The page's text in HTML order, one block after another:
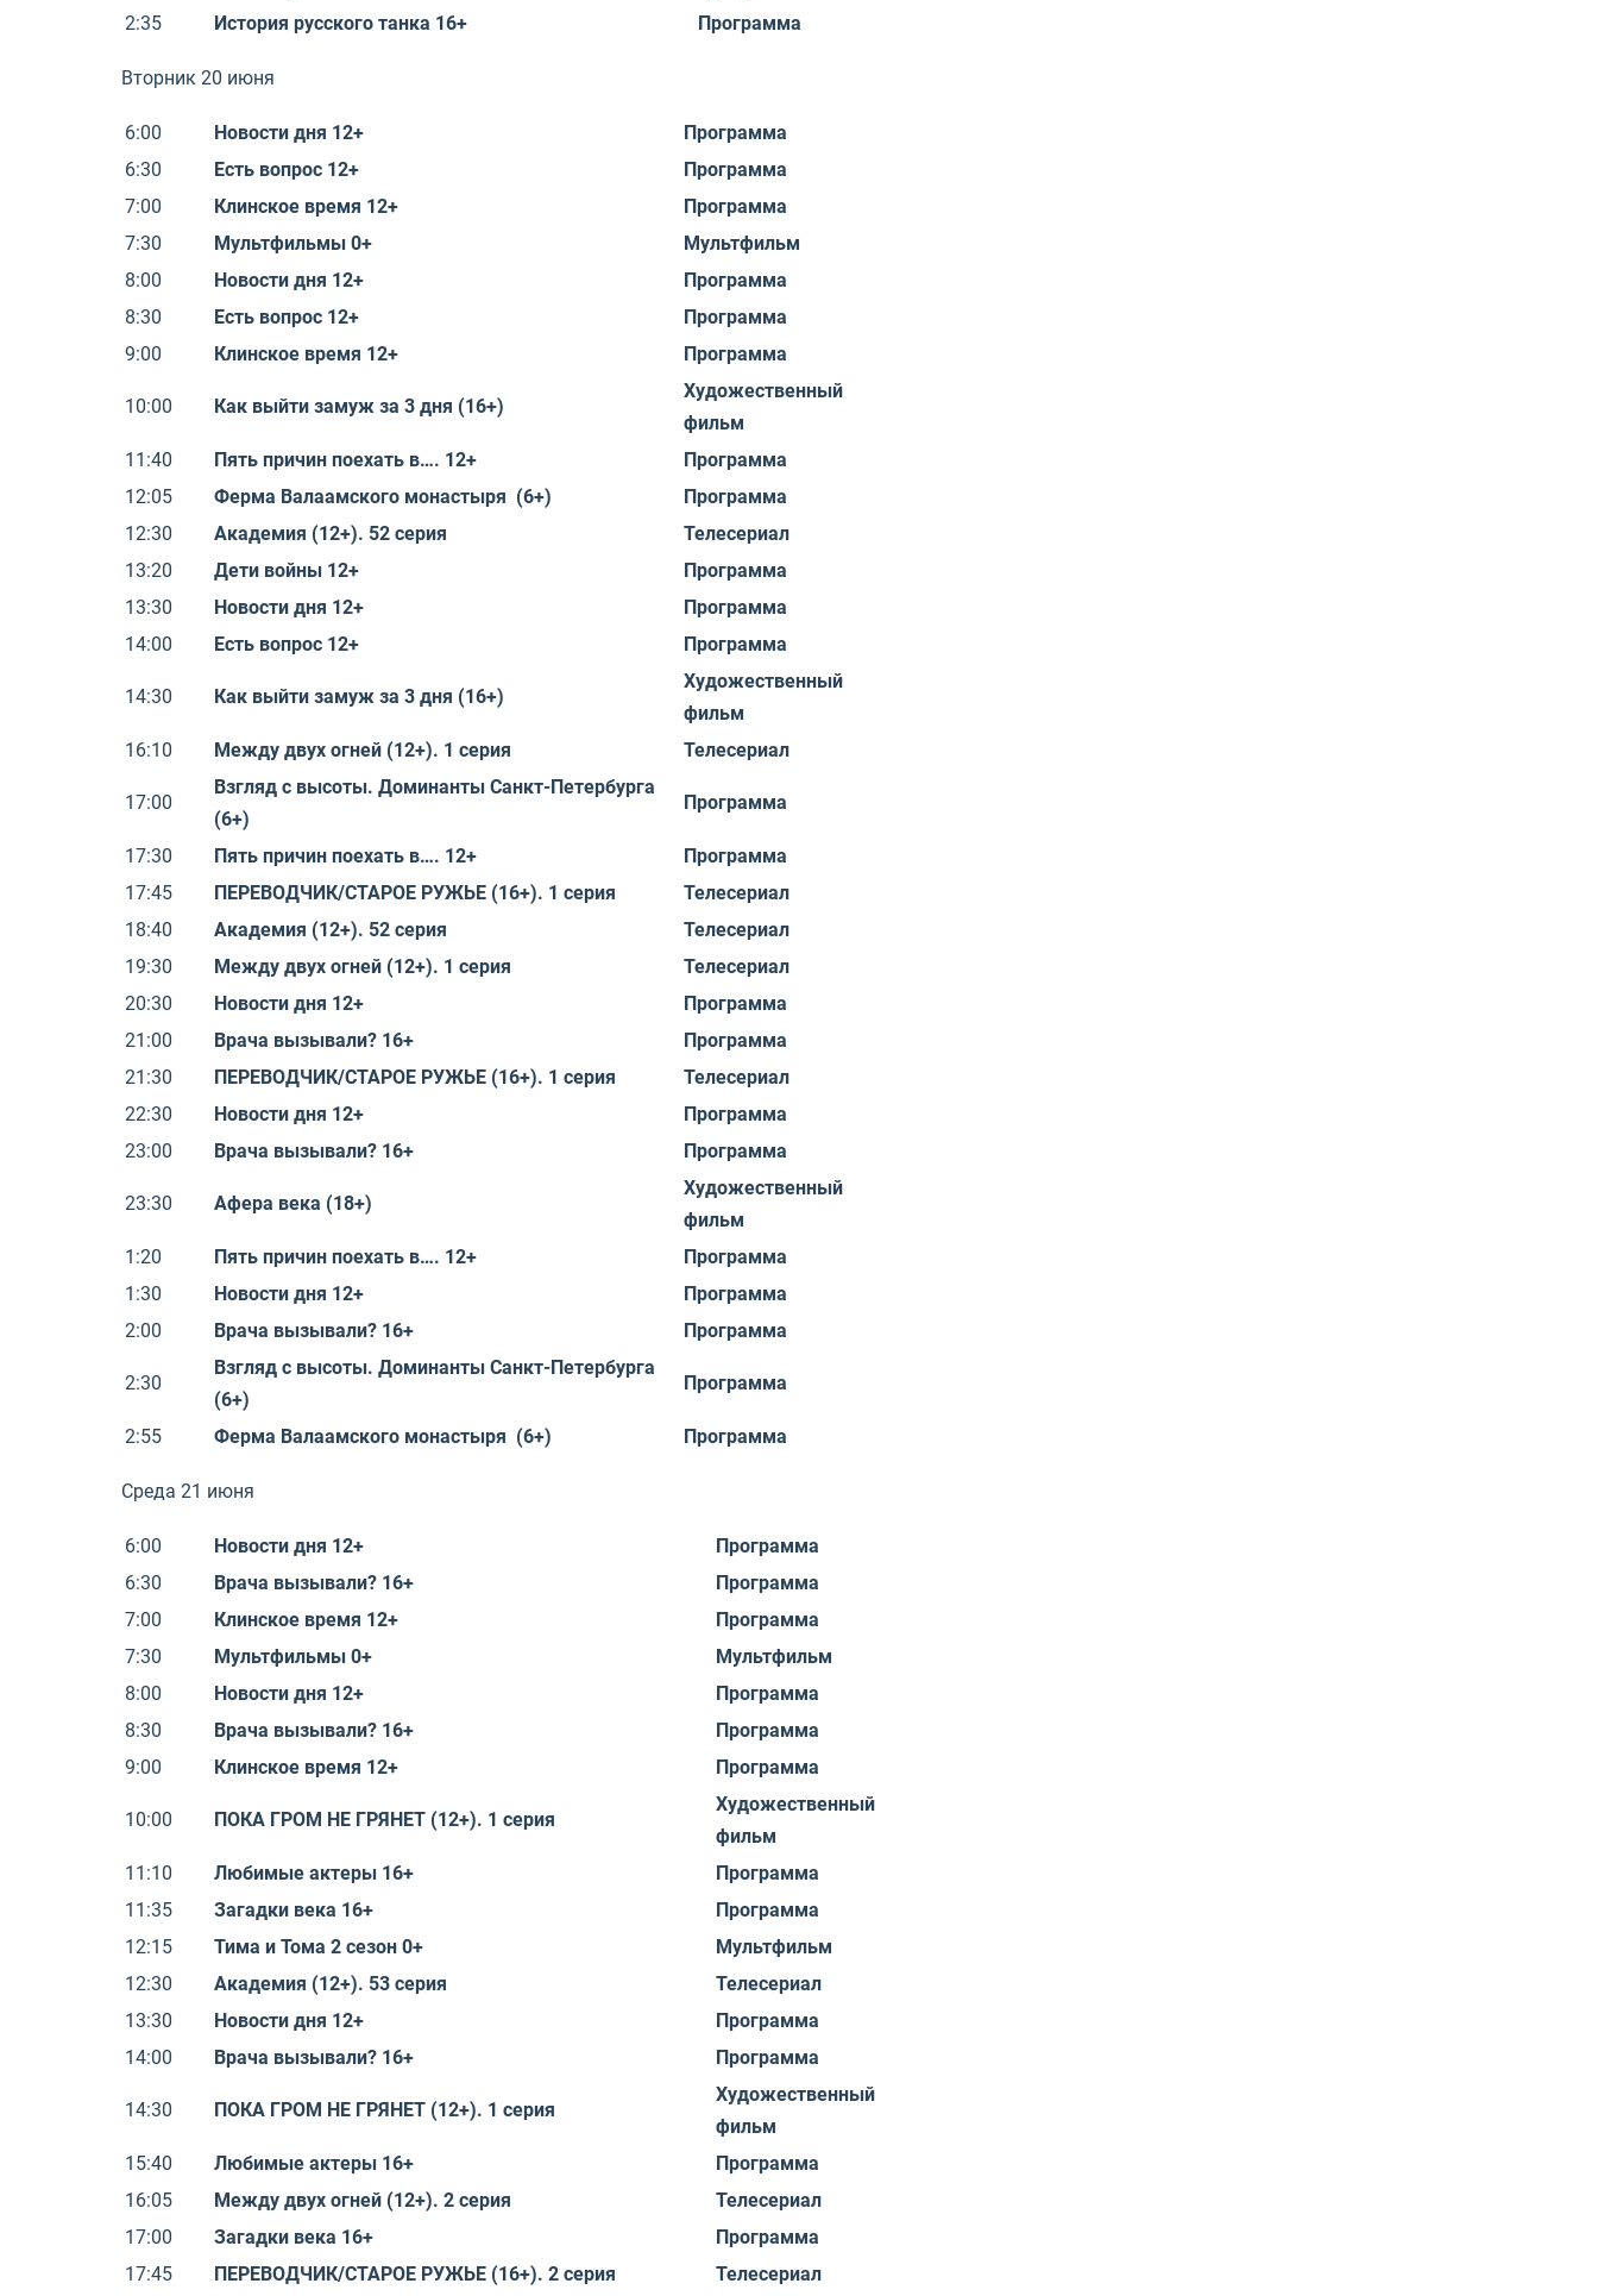
2:35
История русского танка 16+ Программа
Вторник 20 июня
6:00 Новости дня 12+
Программа
6:30
Есть вопрос 12+
Программа
7:00
Клинское время 12+
Программа
7:30
Мультфильмы 0+
Мультфильм
8:00
Новости дня 12+
Программа
8:30
Есть вопрос 12+
Программа
9:00
Клинское время 12+ Программа
10:00 Как выйти замуж за 3 дня (16+)
Художественный
фильм
11:40
Пять причин поехать в…. 12+
Программа
12:05
Ферма Валаамского монастыря (6+)
Программа
12:30
Академия (12+). 52 серия
Телесериал
13:20
Дети войны 12+
Программа
13:30
Новости дня 12+
Программа
14:00
Есть вопрос 12+ Программа
14:30 Как выйти замуж за 3 дня (16+)
Художественный
фильм
16:10
Между двух огней (12+). 1 серия Телесериал
17:00
Взгляд с высоты. Доминанты Санкт-Петербурга
(6+)
Программа
17:30 Пять причин поехать в…. 12+
Программа
17:45
ПЕРЕВОДЧИК/СТАРОЕ РУЖЬЕ (16+). 1 серия
Телесериал
18:40
Академия (12+). 52 серия
Телесериал
19:30
Между двух огней (12+). 1 серия
Телесериал
20:30
Новости дня 12+
Программа
21:00
Врача вызывали? 16+
Программа
21:30
ПЕРЕВОДЧИК/СТАРОЕ РУЖЬЕ (16+). 1 серия
Телесериал
22:30
Новости дня 12+
Программа
23:00
Врача вызывали? 16+ Программа
23:30 Афера века (18+)
Художественный
фильм
1:20
Пять причин поехать в…. 12+
Программа
1:30
Новости дня 12+
Программа
2:00
Врача вызывали? 16+ Программа
2:30
Взгляд с высоты. Доминанты Санкт-Петербурга
(6+)
Программа
2:55 Ферма Валаамского монастыря (6+) Программа
Среда 21 июня
6:00 Новости дня 12+
Программа
6:30
Врача вызывали? 16+
Программа
7:00
Клинское время 12+
Программа
7:30
Мультфильмы 0+
Мультфильм
8:00
Новости дня 12+
Программа
8:30
Врача вызывали? 16+
Программа
9:00
Клинское время 12+ Программа
10:00 ПОКА ГРОМ НЕ ГРЯНЕТ (12+). 1 серия
Художественный
фильм
11:10
Любимые актеры 16+
Программа
11:35
Загадки века 16+
Программа
12:15
Тима и Тома 2 сезон 0+
Мультфильм
12:30
Академия (12+). 53 серия
Телесериал
13:30
Новости дня 12+
Программа
14:00
Врача вызывали? 16+ Программа
14:30 ПОКА ГРОМ НЕ ГРЯНЕТ (12+). 1 серия
Художественный
фильм
15:40
Любимые актеры 16+
Программа
16:05
Между двух огней (12+). 2 серия
Телесериал
17:00
Загадки века 16+
Программа
17:45
ПЕРЕВОДЧИК/СТАРОЕ РУЖЬЕ (16+). 2 серия Телесериал